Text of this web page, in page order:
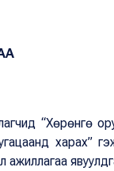
“Хөрөнгө
харах”